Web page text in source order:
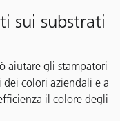
sui substrati
aiutare gli stampatori
colori aziendali e a
il colore degli